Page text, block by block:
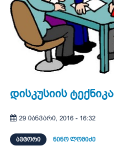
დისკუსიის ტექნიკა
29 იანვარი, 2016 - 16:32
ᲐᲕᲢᲝᲠᲘ ნინო ლომიძე